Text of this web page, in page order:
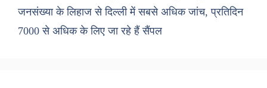
जनसंख्या के लिहाज से दिल्ली में सबसे अधिक जांच, प्रतिदिन
7000 से अधिक के लिए जा रहे हैं सैंपल